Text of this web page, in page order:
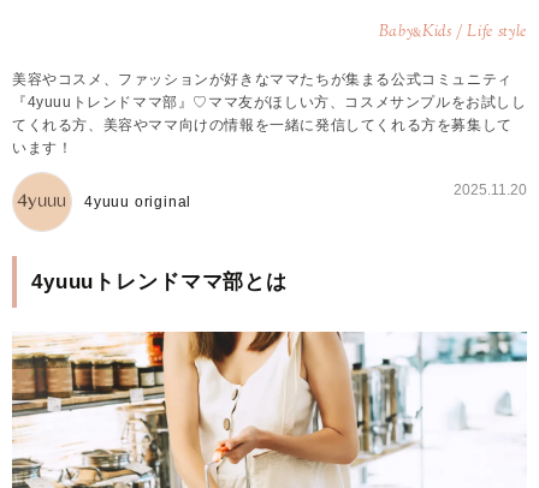
Baby&Kids / Life style
美容やコスメ、ファッションが好きなママたちが集まる公式コミュニティ
『4yuuuトレンドママ部』♡ママ友がほしい方、コスメサンプルをお試しし
てくれる方、美容やママ向けの情報を一緒に発信してくれる方を募集して
います！
4yuuu original
2025.11.20
4yuuuトレンドママ部とは